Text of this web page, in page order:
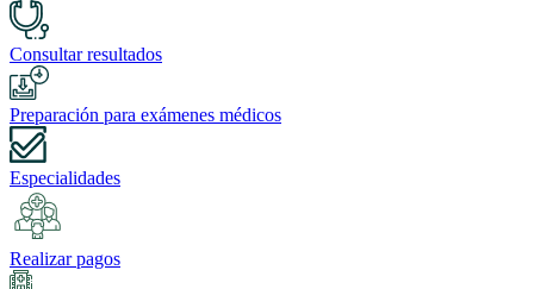
Consultar resultados
Preparación para exámenes médicos
Especialidades
Realizar pagos